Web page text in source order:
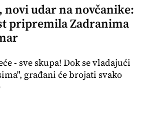
novi udar na novčanike:
pripremila Zadranima
- sve skupa! Dok se vladajući
građani će brojati svako